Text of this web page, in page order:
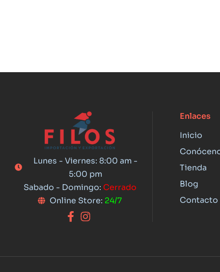
Lunes - Viernes: 8:00 am -
5:00 pm
Sabado - Domingo: Cerrado
Online Store: 24/7
Enlaces
Inicio
Tienda
Blog
Contacto